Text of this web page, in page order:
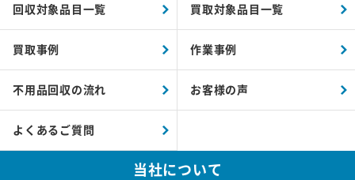
回収対象品目一覧 買取対象品目一覧
買取事例 作業事例
不用品回収の流れ お客様の声
よくあるご質問
当社について